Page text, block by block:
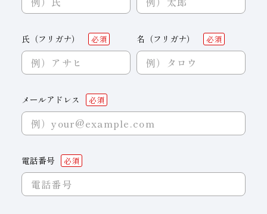
氏（フリガナ） 名（フリガナ）
メールアドレス
電話番号